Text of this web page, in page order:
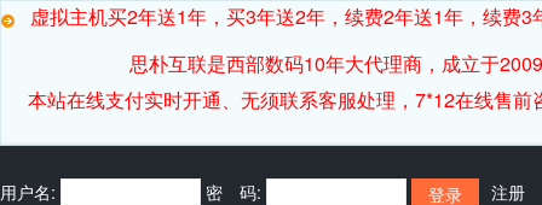
虚拟主机买2年送1年，买3年送2年，续费2年送1年，续费
思朴互联是西部数码10年大代理商，成立于
本站在线支付实时开通、无须联系客服处理，7*12在线售
用户名: 密 码: 注册